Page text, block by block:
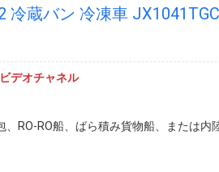
冷蔵バン 冷凍車
ビデオチャネル
、RO-RO船、ばら積み貨物船、または内